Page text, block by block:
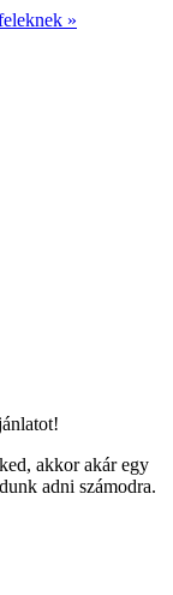
»
akkor akár egy
adni számodra.